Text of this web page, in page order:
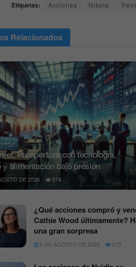
Etiquetas: Acciones Nikola
Relacionados
Preapertura con tecnología,
alimentación bajo presión
DE 2026 574
¿Qué acciones compró y
Cathie Wood últimamente?
una gran sorpresa
6 DE AGOSTO DE 2026 673